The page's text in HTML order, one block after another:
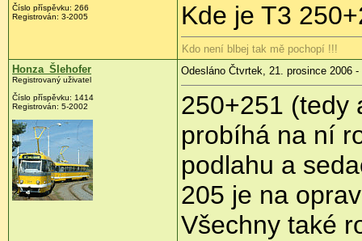
Číslo příspěvku: 266
Registrován: 3-2005
Kde je T3
Kdo není blbej tak mě pochopí !!!
Honza_Šlehofer
Registrovaný uživatel
Číslo příspěvku: 1414
Registrován: 5-2002
Odesláno Čtvrtek, 21. prosince 2006 -
250+251 (tedy
probíhá na ní
podlahu a
205 je na
Všechny také